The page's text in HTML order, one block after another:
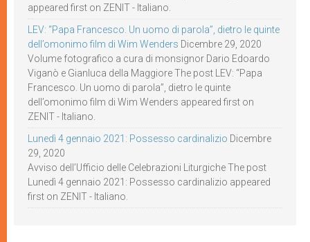
appeared first on ZENIT - Italiano.
LEV: “Papa Francesco. Un uomo di parola”, dietro le quinte
dell’omonimo film di Wim Wenders Dicembre 29, 2020
Volume fotografico a cura di monsignor Dario Edoardo
Viganò e Gianluca della Maggiore The post LEV: “Papa
Francesco. Un uomo di parola”, dietro le quinte
dell’omonimo film di Wim Wenders appeared first on
ZENIT - Italiano.
Lunedì 4 gennaio 2021: Possesso cardinalizio Dicembre
29, 2020
Avviso dell’Ufficio delle Celebrazioni Liturgiche The post
Lunedì 4 gennaio 2021: Possesso cardinalizio appeared
first on ZENIT - Italiano.